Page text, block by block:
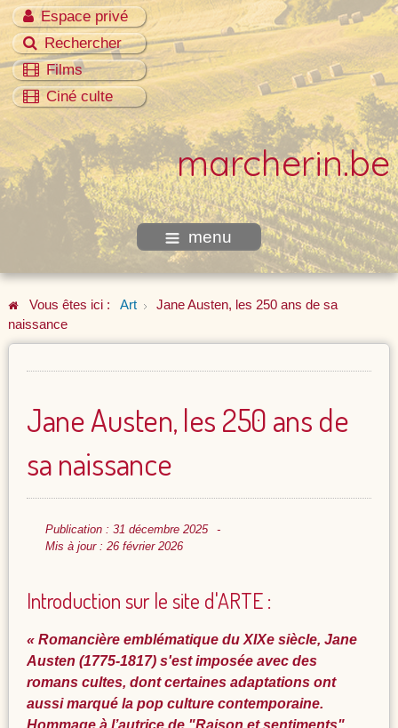
Espace privé
Rechercher
Films
Ciné culte
marcherin.be
menu
Vous êtes ici : Art
Jane Austen, les 250 ans de sa
naissance
Jane Austen, les 250 ans de
sa naissance
Publication : 31 décembre 2025
Mis à jour : 26 février 2026
Introduction sur le site d'ARTE :
« Romancière emblématique du XIXe siècle, Jane
Austen (1775-1817) s'est imposée avec des
romans cultes, dont certaines adaptations ont
aussi marqué la pop culture contemporaine.
Hommage à l’autrice de "Raison et sentiments",